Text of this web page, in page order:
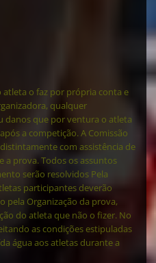
atleta o faz por própria conta e
qualquer
danos que por ventura o atleta
a competição. A Comissão
com assistência de
a prova. Todos os assuntos
serão resolvidos Pela
participantes deverão
pela Organização da prova,
do atleta que não o fizer. No
as condições estipuladas
água aos atletas durante a